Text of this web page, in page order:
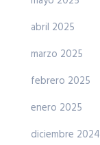
abril 2025
marzo 2025
febrero 2025
enero 2025
diciembre 2024